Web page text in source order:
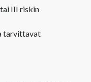
III riskin
tarvittavat